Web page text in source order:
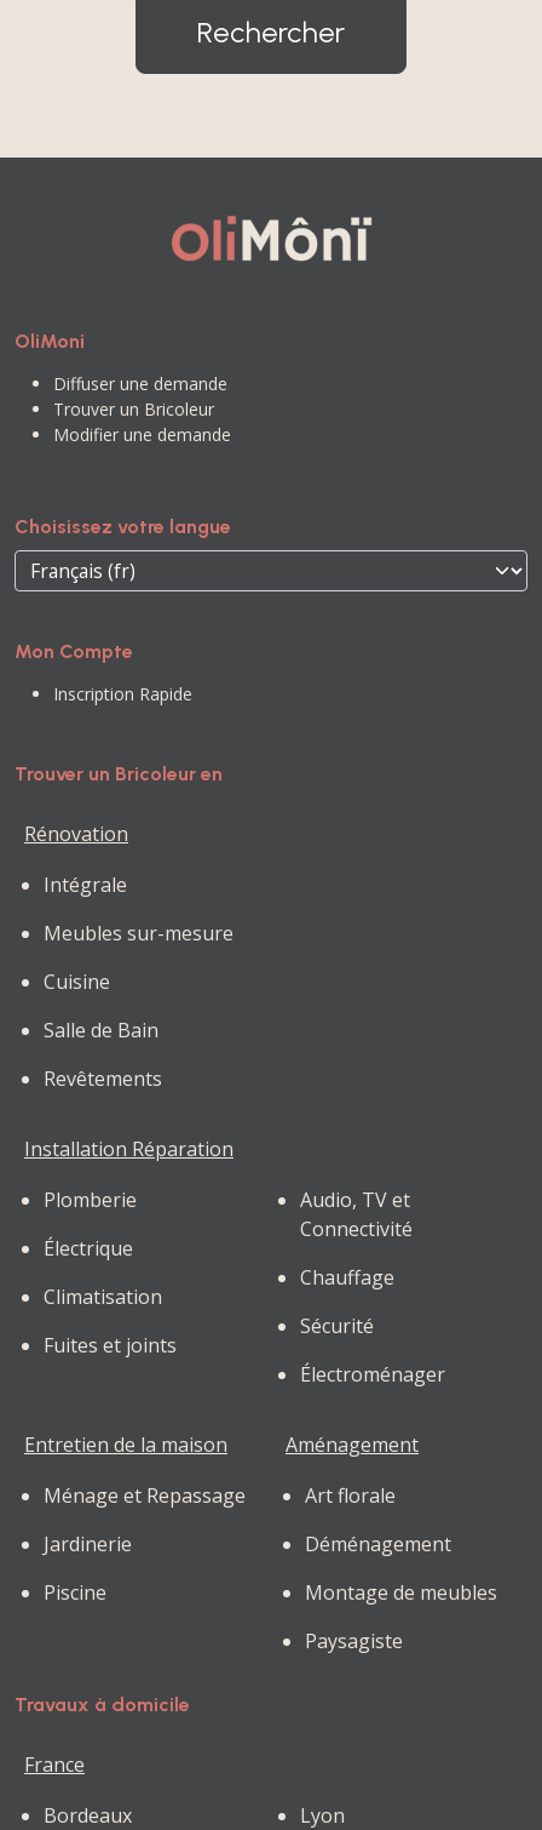
Rechercher
OliMoni
Diffuser une demande
Trouver un Bricoleur
Modifier une demande
Choisissez votre langue
Mon Compte
Inscription Rapide
Trouver un Bricoleur en
Rénovation
Intégrale
Meubles sur-mesure
Cuisine
Salle de Bain
Revêtements
Installation Réparation
Plomberie
Électrique
Climatisation
Fuites et joints
Audio, TV et
Connectivité
Chauffage
Sécurité
Électroménager
Entretien de la maison
Ménage et Repassage
Jardinerie
Piscine
Aménagement
Art florale
Déménagement
Montage de meubles
Paysagiste
Travaux à domicile
France
Bordeaux
Lyon